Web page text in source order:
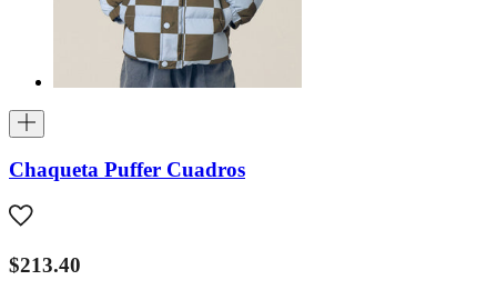
Chaqueta Puffer Cuadros
$213.40